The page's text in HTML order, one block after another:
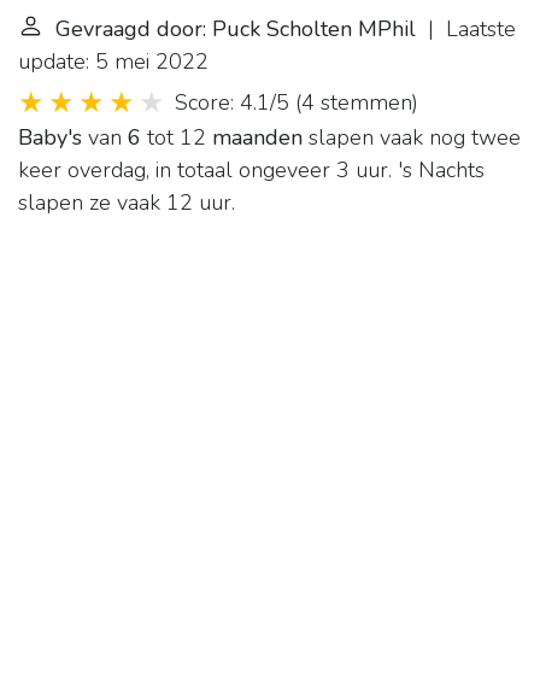
Gevraagd door: Puck Scholten MPhil | Laatste
update: 5 mei 2022
Score: 4.1/5 (4 stemmen)
Baby's van 6 tot 12 maanden slapen vaak nog twee
keer overdag, in totaal ongeveer 3 uur. 's Nachts
slapen ze vaak 12 uur.